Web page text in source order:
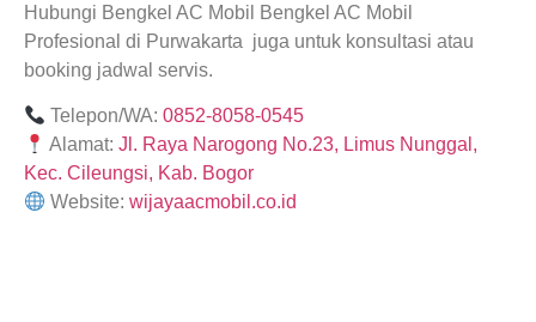
Hubungi Bengkel AC Mobil Bengkel AC Mobil
Profesional di Purwakarta juga untuk konsultasi atau
booking jadwal servis.
Telepon/WA:0852-8058-0545
Alamat:Jl. Raya Narogong No.23, Limus Nunggal,
Kec. Cileungsi, Kab. Bogor
Website:wijayaacmobil.co.id